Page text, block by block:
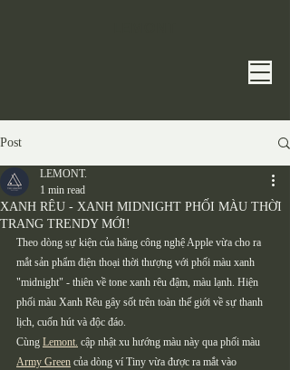
Post
XANH RÊU - XANH MIDNIGHT PHỐI MÀU THỜI
TRANG TRENDY MỚI!
LEMONT.
1 min read
Theo dòng sự kiện của hãng công nghệ Apple vừa cho ra
mắt sản phẩm điện thoại thời thượng với phối màu xanh
"midnight" - thiên về tone xanh rêu đậm, màu lạnh. Hiện
phối màu Xanh Rêu gây sốt trên toàn thế giới về sự thanh
lịch, cuốn hút và độc đáo.
Cùng Lemont. cập nhật xu hướng màu này qua phối màu
Army Green của dòng ví Tiny vừa được ra mắt vào